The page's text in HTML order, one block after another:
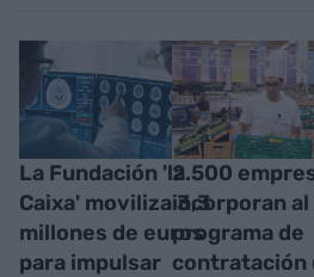
La Fundación 'la
Caixa' moviliza 3,3
millones de euros
para impulsar
2.500
incorporan al
programa de
contratación